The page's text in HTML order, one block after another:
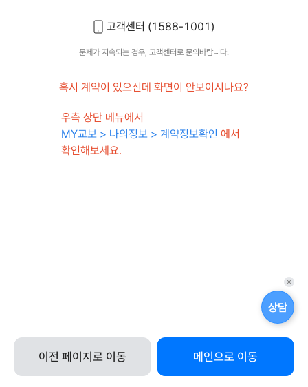
고객센터 (1588-1001)
문제가 지속되는 경우, 고객센터로 문의바랍니다.
혹시 계약이 있으신데 화면이 안보이시나요?
우측 상단 메뉴에서
MY교보 > 나의정보 > 계약정보확인 에서
확인해보세요.
이전 페이지로 이동 메인으로 이동
상담
퀵
메
뉴
기